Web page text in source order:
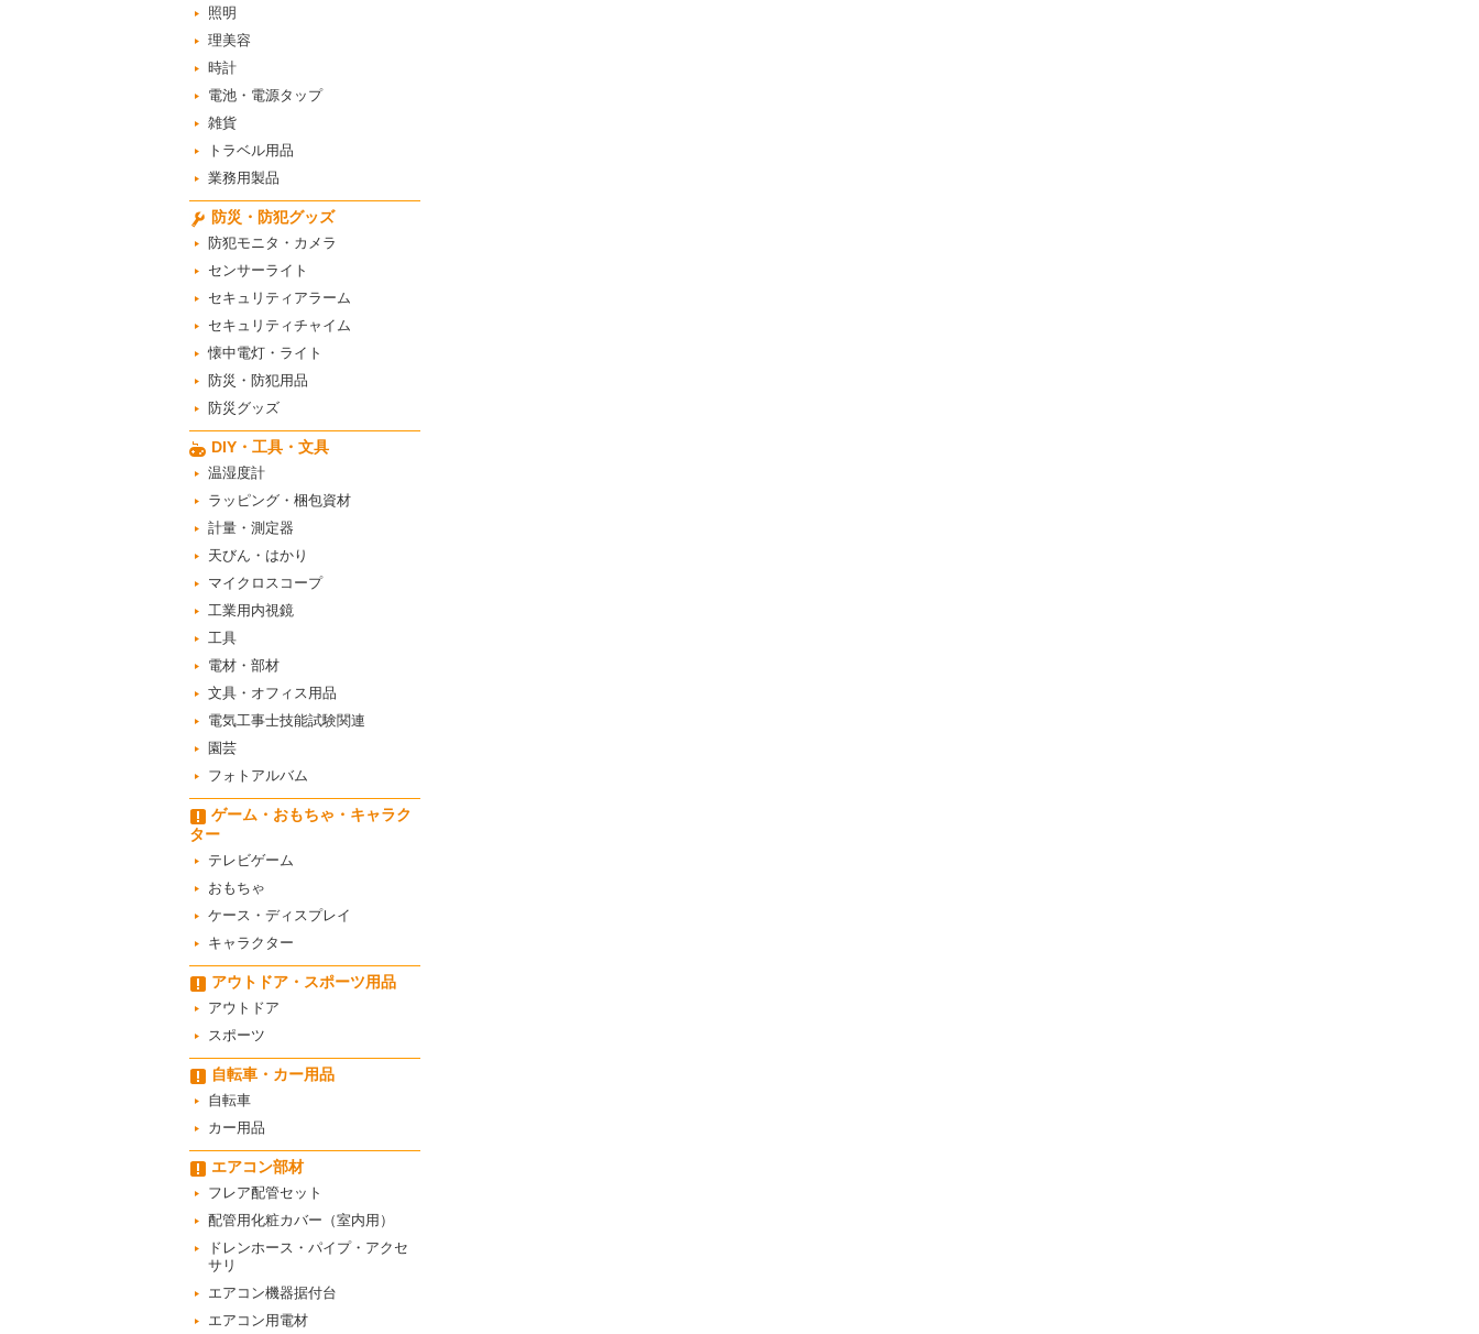
照明
理美容
時計
電池・電源タップ
雑貨
トラベル用品
業務用製品
防災・防犯グッズ
防犯モニタ・カメラ
センサーライト
セキュリティアラーム
セキュリティチャイム
懐中電灯・ライト
防災・防犯用品
防災グッズ
DIY・工具・文具
温湿度計
ラッピング・梱包資材
計量・測定器
天びん・はかり
マイクロスコープ
工業用内視鏡
工具
電材・部材
文具・オフィス用品
電気工事士技能試験関連
園芸
フォトアルバム
ゲーム・おもちゃ・キャラク
ター
テレビゲーム
おもちゃ
ケース・ディスプレイ
キャラクター
アウトドア・スポーツ用品
アウトドア
スポーツ
自転車・カー用品
自転車
カー用品
エアコン部材
フレア配管セット
配管用化粧カバー（室内用）
ドレンホース・パイプ・アクセ
サリ
エアコン機器据付台
エアコン用電材